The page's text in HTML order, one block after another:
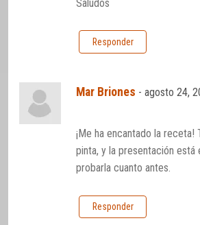
Saludos
Responder
Mar Briones -agosto 24,
¡Me ha encantado la receta!
pinta, y la presentación está
probarla cuanto antes.
Responder